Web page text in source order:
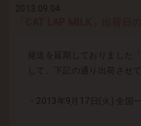
2013.09.04
発送を延期しておりました
して、下記の通り出荷させ
・2013年9月17日(火) 全国一